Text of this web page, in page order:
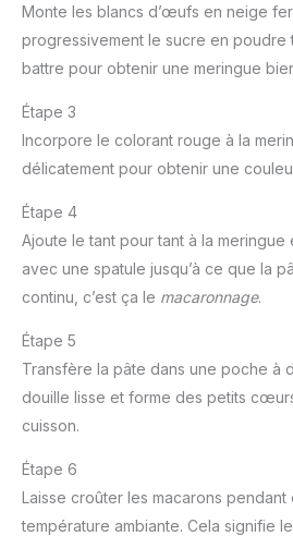
Monte les blancs d’œufs en neige
progressivement le sucre en poudre
battre pour obtenir une meringue
Étape 3
Incorpore le colorant rouge à la
délicatement pour obtenir une
Étape 4
Ajoute le tant pour tant à la
avec une spatule jusqu’à ce que la
continu, c’est ça le macaronnage.
Étape 5
Transfère la pâte dans une poche à
douille lisse et forme des petits
cuisson.
Étape 6
Laisse croûter les macarons pendant
température ambiante. Cela signifie